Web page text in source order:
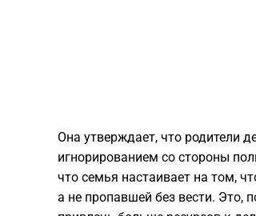
Она утверждает, что родители
игнорированием со стороны
что семья настаивает на том,
а не пропавшей без вести. Это,